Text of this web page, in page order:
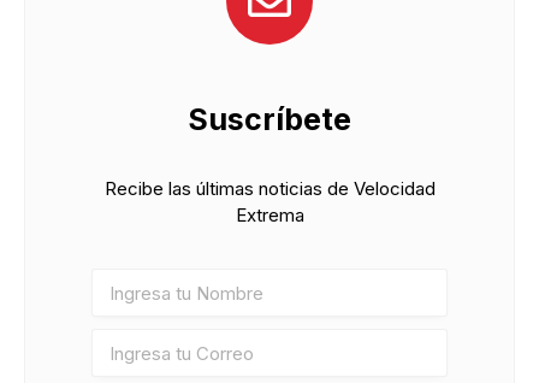
Suscríbete
Recibe las últimas noticias de Velocidad
Extrema